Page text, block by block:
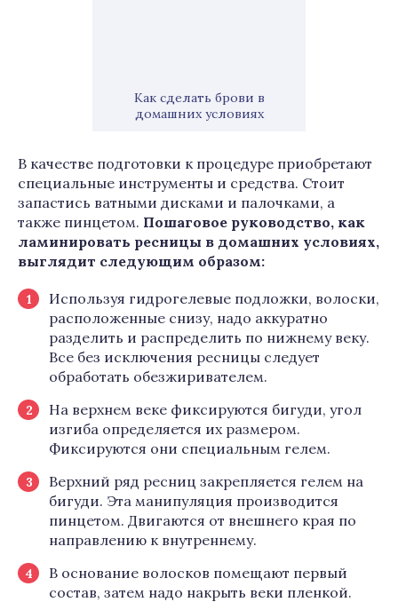
Как сделать брови в
домашних условиях
В качестве подготовки к процедуре приобретают
специальные инструменты и средства. Стоит
запастись ватными дисками и палочками, а
также пинцетом. Пошаговое руководство, как
ламинировать ресницы в домашних условиях,
выглядит следующим образом:
Используя гидрогелевые подложки, волоски,
расположенные снизу, надо аккуратно
разделить и распределить по нижнему веку.
Все без исключения ресницы следует
обработать обезжиривателем.
На верхнем веке фиксируются бигуди, угол
изгиба определяется их размером.
Фиксируются они специальным гелем.
Верхний ряд ресниц закрепляется гелем на
бигуди. Эта манипуляция производится
пинцетом. Двигаются от внешнего края по
направлению к внутреннему.
В основание волосков помещают первый
состав, затем надо накрыть веки пленкой.